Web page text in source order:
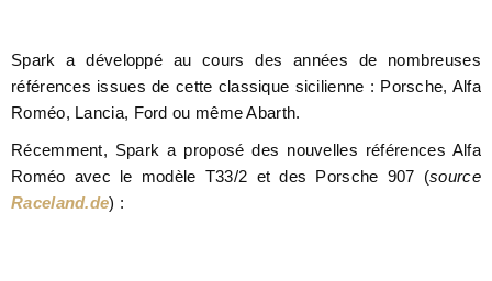
Spark a développé au cours des années de nombreuses
références issues de cette classique sicilienne : Porsche, Alfa
Roméo, Lancia, Ford ou même Abarth.
Récemment, Spark a proposé des nouvelles références Alfa
Roméo avec le modèle T33/2 et des Porsche 907 (source
Raceland.de) :